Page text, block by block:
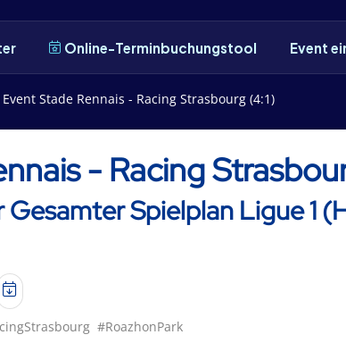
Online-Terminbuchungstool Event
Event Stade Rennais - Racing Strasbourg (4:1)
- Racing
Gesamter Spielplan Ligue 1
#RoazhonPark